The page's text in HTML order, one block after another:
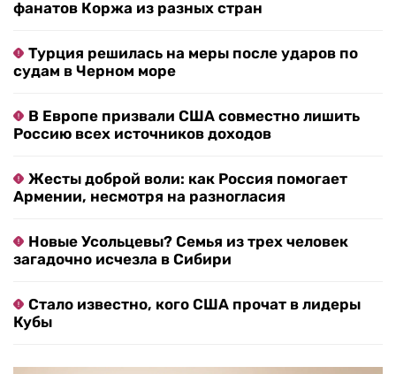
фанатов Коржа из разных стран
Турция решилась на меры после ударов по
судам в Черном море
В Европе призвали США совместно лишить
Россию всех источников доходов
Жесты доброй воли: как Россия помогает
Армении, несмотря на разногласия
Новые Усольцевы? Семья из трех человек
загадочно исчезла в Сибири
Стало известно, кого США прочат в лидеры
Кубы